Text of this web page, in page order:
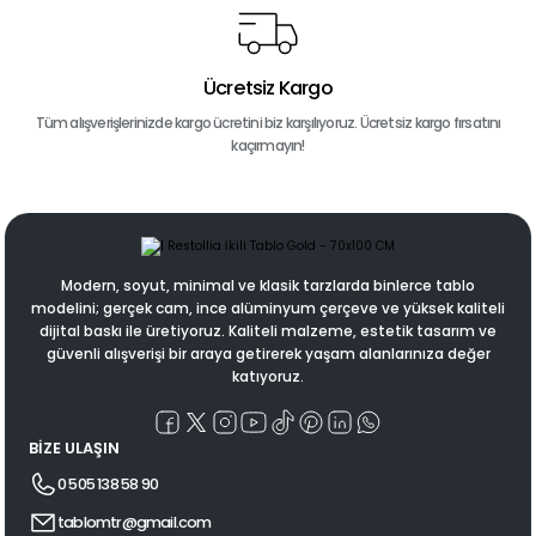
Ücretsiz Kargo
Tüm alışverişlerinizde kargo ücretini biz karşılıyoruz. Ücretsiz kargo fırsatını
kaçırmayın!
Modern, soyut, minimal ve klasik tarzlarda binlerce tablo
modelini; gerçek cam, ince alüminyum çerçeve ve yüksek kaliteli
dijital baskı ile üretiyoruz. Kaliteli malzeme, estetik tasarım ve
güvenli alışverişi bir araya getirerek yaşam alanlarınıza değer
katıyoruz.
BİZE ULAŞIN
0 505 138 58 90
tablomtr@gmail.com